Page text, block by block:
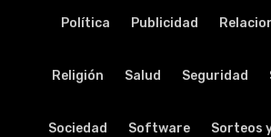
Política Publicidad
Religión Salud Seguridad
Sociedad Software Sorteos